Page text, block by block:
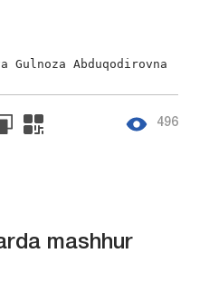
Gulnoza Abduqodirovna
496
mashhur